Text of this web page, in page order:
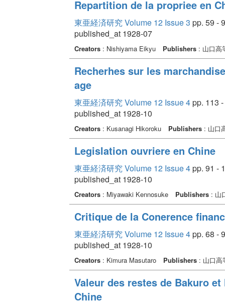
Repartition de la propriee en
東亜経済研究 Volume 12 Issue 3 pp. 59 -
published_at 1928-07
Creators: Nishiyama Eikyu Publishers: 山口高
Recherhes sur les
age
東亜経済研究 Volume 12 Issue 4pp. 113 -
published_at 1928-10
Creators: Kusanagi Hikoroku Publishers: 山口
Legislation ouvriere en Chine
東亜経済研究 Volume 12 Issue 4pp. 91 -
published_at 1928-10
Creators: Miyawaki Kennosuke Publishers: 山
Critique de la Conerence
東亜経済研究 Volume 12 Issue 4pp. 68 -
published_at 1928-10
Creators: Kimura Masutaro Publishers: 山口高
Valeur des restes de Bakuro
Chine